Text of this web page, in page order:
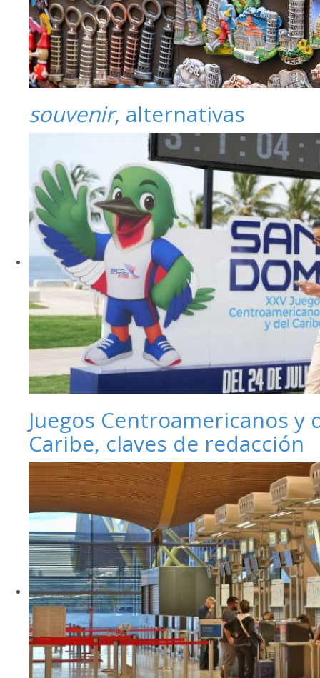
souvenir, alternativas
Juegos Centroamericanos y
Caribe, claves de redacción